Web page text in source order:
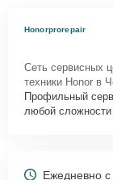
Honorprorepair
Сеть сервисных
техники Honor в
Профильный
любой сложности
Ежедневно